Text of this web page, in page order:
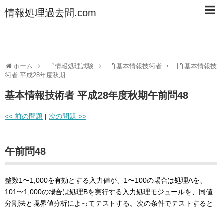
情報処理過去問.com
ホーム 情報処理試験 基本情報技術者
基本情報技
術者 平成28年度秋期
基本情報技術者 平成28年度秋期午前問48
<< 前の問題 | 次の問題 >>
午前問48
整数1〜1,000を有効とする入力値が、1〜100の場合は処理Aを、
101〜1,000の場合は処理Bを実行する入力処理モジュールを、同値
分割法と境界値分析によってテストする。次の条件でテストすると